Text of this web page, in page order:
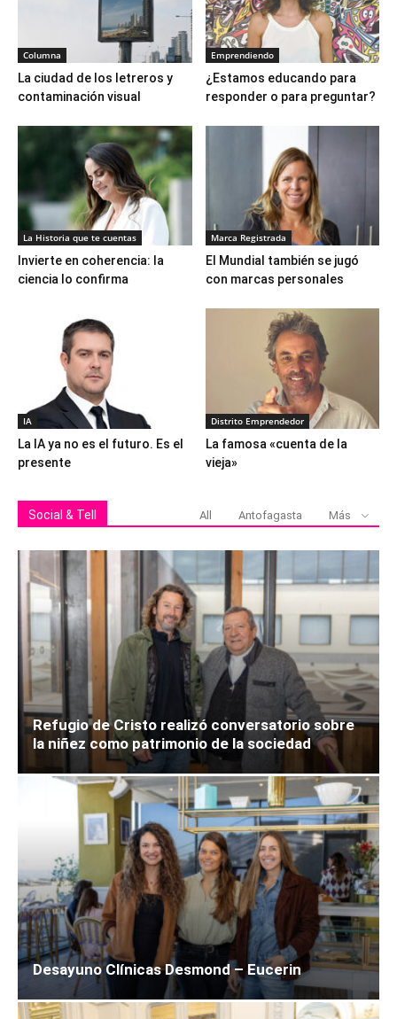
Columna
La ciudad de los letreros y
contaminación visual
Emprendiendo
¿Estamos educando para
responder o para preguntar?
La Historia que te cuentas
Invierte en coherencia: la
ciencia lo confirma
Marca Registrada
El Mundial también se jugó
con marcas personales
IA
La IA ya no es el futuro. Es el
presente
Distrito Emprendedor
La famosa «cuenta de la
vieja»
Social & Tell All Antofagasta Más
Refugio de Cristo realizó conversatorio sobre
la niñez como patrimonio de la sociedad
Desayuno Clínicas Desmond – Eucerin